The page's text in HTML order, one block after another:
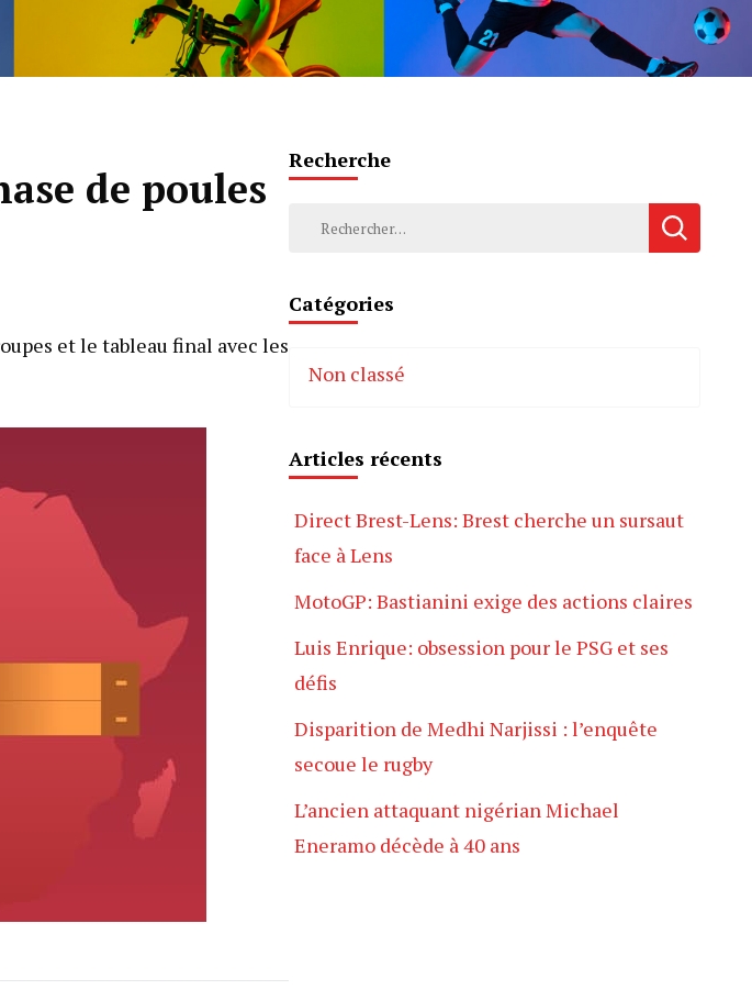
de poules
et le tableau final avec les
Recherche
Rechercher :
Catégories
Non classé
Articles récents
Direct Brest-Lens: Brest cherche un sursaut
face à Lens
MotoGP: Bastianini exige des actions claires
Luis Enrique: obsession pour le PSG et ses
défis
Disparition de Medhi Narjissi : l’enquête
secoue le rugby
L’ancien attaquant nigérian Michael
Eneramo décède à 40 ans